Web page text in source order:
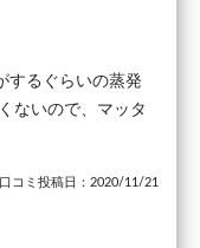
するぐらいの蒸発
ないので、マッタ
口コミ投稿日：2020/11/21